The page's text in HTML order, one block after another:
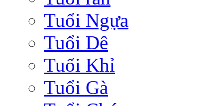
Tuổi Ngựa
Tuổi Dê
Tuổi Khỉ
Tuổi Gà